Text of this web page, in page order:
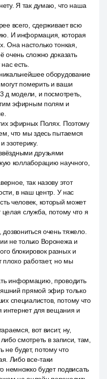
Я так думаю, что наша
всего, сдерживает всю
И информация, которая
Она настолько тонкая,
очень сложно доказать
есть.
оборудование
померить и ваши
д модели, и посмотреть,
эфирным полям и
эфирных Полях. Поэтому
что мы здесь пытаемся
эзотерику.
друзьями
коллаборацию научного,
так назову этот
в наш центр. У нас
человек, который может
служба, потому что я
очень тяжело.
не только Воронежа и
блокировок разных и
плохо работает, но мы
информацию, проводить
прямой эфир только
специалистов, потому что
интернет для вещания и
вот висит, ну,
смотреть в записи, там,
не будет, потому что
Либо все-таки
немножко будет подвисать